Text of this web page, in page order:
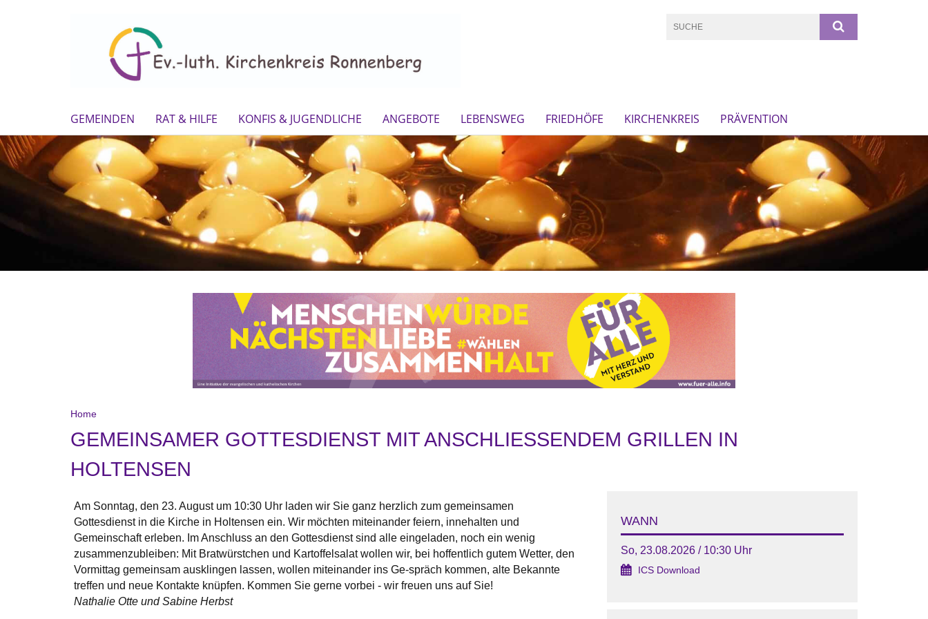
GEMEINDEN RAT & HILFE KONFIS & JUGENDLICHE ANGEBOTE LEBENSWEG FRIEDHÖFE KIRCHENKREIS PRÄVENTION
Home
GEMEINSAMER GOTTESDIENST MIT ANSCHLIESSENDEM GRILLEN IN H
OLTENSEN
Am Sonntag, den 23. August um 10:30 Uhr laden wir Sie ganz herzlich zum gemeinsamen
Gottesdienst in die Kirche in Holtensen ein. Wir möchten miteinander feiern, innehalten und
Gemeinschaft erleben. Im Anschluss an den Gottesdienst sind alle eingeladen, noch ein wenig
zusammenzubleiben: Mit Bratwürstchen und Kartoffelsalat wollen wir, bei hoffentlich gutem Wetter, den
Vormittag gemeinsam ausklingen lassen, wollen miteinander ins Ge-spräch kommen, alte Bekannte
treffen und neue Kontakte knüpfen. Kommen Sie gerne vorbei - wir freuen uns auf Sie!
Nathalie Otte und Sabine Herbst
WANN
So, 23.08.2026 / 10:30 Uhr
ICS Download